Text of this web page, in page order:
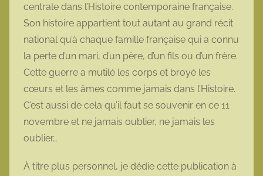
centrale dans l’Histoire contemporaine française.
Son histoire appartient tout autant au grand récit
national qu’à chaque famille française qui a connu
la perte d’un mari, d’un père, d’un fils ou d’un frère.
Cette guerre a mutilé les corps et broyé les
cœurs et les âmes comme jamais dans l’Histoire.
C’est aussi de cela qu’il faut se souvenir en ce 11
novembre et ne jamais oublier, ne jamais les
oublier…
À titre plus personnel, je dédie cette publication à